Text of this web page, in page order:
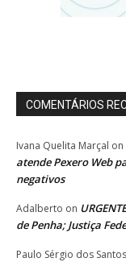
COMENTÁRIOS
Ivana Quelita Marçal on
atende Pexero Web
negativos
Adalberto on
de Penha; Justiça
Paulo Sérgio dos Santos